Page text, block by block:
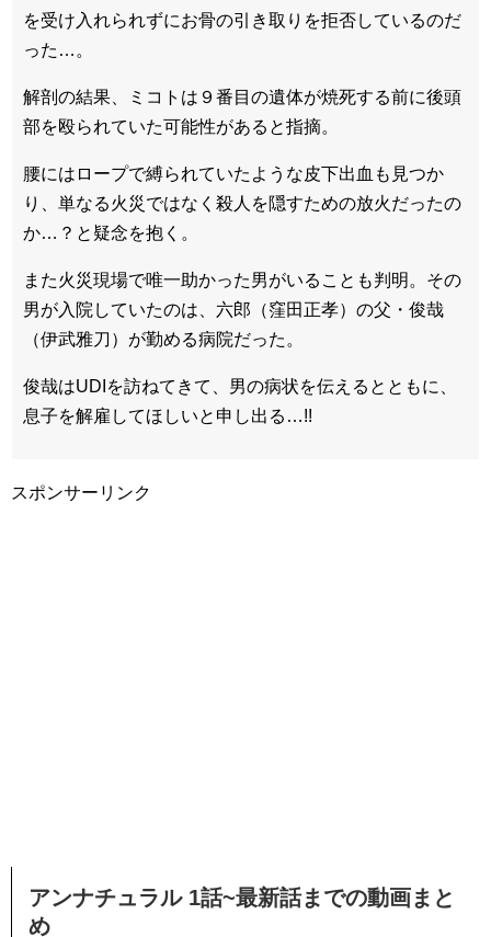
を受け入れられずにお骨の引き取りを拒否しているのだ
った…。
解剖の結果、ミコトは９番目の遺体が焼死する前に後頭
部を殴られていた可能性があると指摘。
腰にはロープで縛られていたような皮下出血も見つか
り、単なる火災ではなく殺人を隠すための放火だったの
か…？と疑念を抱く。
また火災現場で唯一助かった男がいることも判明。その
男が入院していたのは、六郎（窪田正孝）の父・俊哉
（伊武雅刀）が勤める病院だった。
俊哉はUDIを訪ねてきて、男の病状を伝えるとともに、
息子を解雇してほしいと申し出る…!!
スポンサーリンク
アンナチュラル 1話~最新話までの動画まと
め